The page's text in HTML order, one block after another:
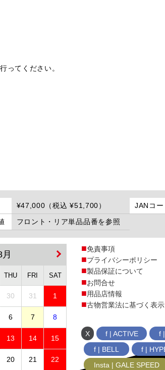
ってください。
¥47,000（税込 ¥51,700） JANコー
フロント・リア単品品番を参照
THU FRI SAT
30 31 1
6 7 8
13 14 15
20 21 22
免責事項
プライバシーポリシー
製品保証について
お問合せ
用品店情報
古物営業法に基づく表示
X f | ACTIVE f
f | BELL
f |
Insta | GALE SPEED